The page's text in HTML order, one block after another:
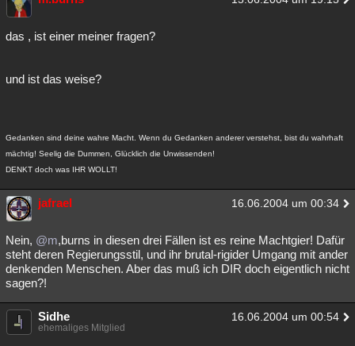
das , ist einer meiner fragen?
und ist das weise?
Gedanken sind deine wahre Macht. Wenn du Gedanken anderer verstehst, bist du wahrhaft
mächtig! Seelig die Dummen, Glücklich die Unwissenden!
DENKT doch was IHR WOLLT!
jafrael 16.06.2004 um 00:34
Nein, @m,burns in diesen drei Fällen ist es reine Machtgier! Dafür
steht deren Regierungsstil, und ihr brutal-rigider Umgang mit ander
denkenden Menschen. Aber das muß ich DIR doch eigentlich nicht
sagen?!
Sidhe 16.06.2004 um 00:54
ehemaliges Mitglied